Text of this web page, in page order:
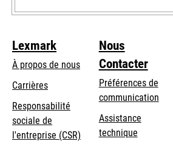
Lexmark
À propos de nous
Carrières
s’ouvre
dans
un
Responsabilité
sociale de
l'entreprise (CSR) s’ouvre
Nous
Contacter
Préférences de
communication
s’ouvre
dans
Assistance
techniques’ouvre